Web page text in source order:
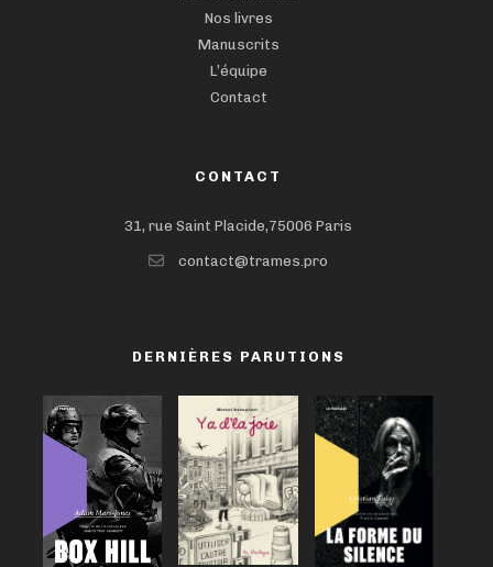
Nos livres
Manuscrits
L’équipe
Contact
CONTACT
31, rue Saint Placide,75006 Paris
contact@trames.pro
DERNIÈRES PARUTIONS